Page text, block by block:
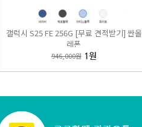
) 비밀 특가폰 KT직영점 싼올레폰
갤럭시 S25 FE 256G [무료 견적받기] 싼올
레폰
946,000원 1원